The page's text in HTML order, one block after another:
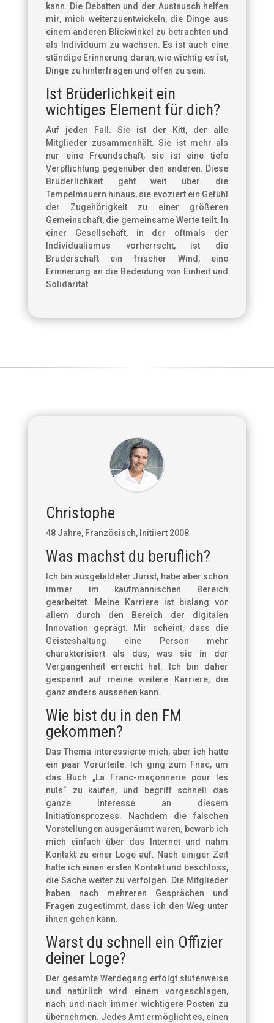
kann. Die Debatten und der Austausch helfen
mir, mich weiterzuentwickeln, die Dinge aus
einem anderen Blickwinkel zu betrachten und
als Individuum zu wachsen. Es ist auch eine
ständige Erinnerung daran, wie wichtig es ist,
Dinge zu hinterfragen und offen zu sein.
Ist Brüderlichkeit ein
wichtiges Element für dich?
Auf jeden Fall. Sie ist der Kitt, der alle
Mitglieder zusammenhält. Sie ist mehr als
nur eine Freundschaft, sie ist eine tiefe
Verpflichtung gegenüber den anderen. Diese
Brüderlichkeit geht weit über die
Tempelmauern hinaus, sie evoziert ein Gefühl
der Zugehörigkeit zu einer größeren
Gemeinschaft, die gemeinsame Werte teilt. In
einer Gesellschaft, in der oftmals der
Individualismus vorherrscht, ist die
Bruderschaft ein frischer Wind, eine
Erinnerung an die Bedeutung von Einheit und
Solidarität.
Christophe
48 Jahre, Französisch, Initiiert 2008
Was machst du beruflich?
Ich bin ausgebildeter Jurist, habe aber schon
immer im kaufmännischen Bereich
gearbeitet. Meine Karriere ist bislang vor
allem durch den Bereich der digitalen
Innovation geprägt. Mir scheint, dass die
Geisteshaltung eine Person mehr
charakterisiert als das, was sie in der
Vergangenheit erreicht hat. Ich bin daher
gespannt auf meine weitere Karriere, die
ganz anders aussehen kann.
Wie bist du in den FM
gekommen?
Das Thema interessierte mich, aber ich hatte
ein paar Vorurteile. Ich ging zum Fnac, um
das Buch „La Franc-maçonnerie pour les
nuls“ zu kaufen, und begriff schnell das
ganze Interesse an diesem
Initiationsprozess. Nachdem die falschen
Vorstellungen ausgeräumt waren, bewarb ich
mich einfach über das Internet und nahm
Kontakt zu einer Loge auf. Nach einiger Zeit
hatte ich einen ersten Kontakt und beschloss,
die Sache weiter zu verfolgen. Die Mitglieder
haben nach mehreren Gesprächen und
Fragen zugestimmt, dass ich den Weg unter
ihnen gehen kann.
Warst du schnell ein Offizier
deiner Loge?
Der gesamte Werdegang erfolgt stufenweise
und natürlich wird einem vorgeschlagen,
nach und nach immer wichtigere Posten zu
übernehmen. Jedes Amt ermöglicht es, einen